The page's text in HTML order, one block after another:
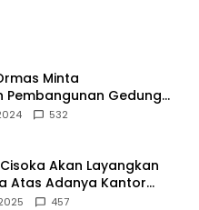
Minta
Pembangunan Gedung
Cisoka
532
Akan Layangkan
Atas Adanya Kantor
457